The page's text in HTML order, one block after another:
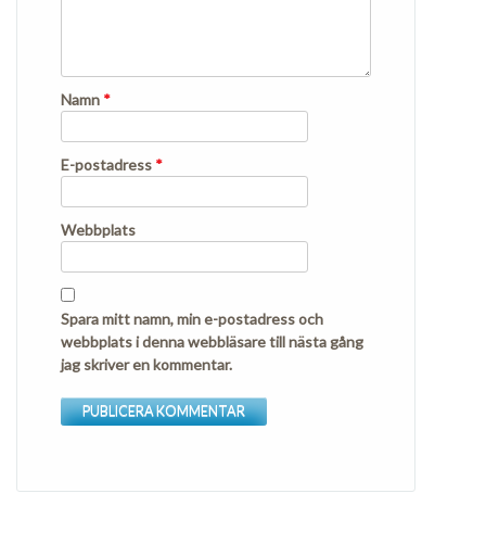
Namn *
E-postadress *
Webbplats
Spara mitt namn, min e-postadress och
webbplats i denna webbläsare till nästa gång
jag skriver en kommentar.